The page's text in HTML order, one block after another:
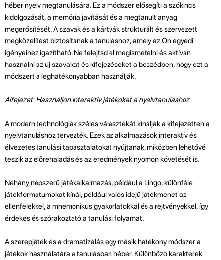
héber nyelv megtanulására. Ez a módszer elősegíti a szókincs
kidolgozását, a memória javítását és a megtanult anyag
megerősítését. A szavak és a kártyák strukturált és szervezett
megközelítést biztosítanak a tanuláshoz, amely az Ön egyedi
igényeihez igazítható. Ne felejtsd el megismételni és aktívan
használni az új szavakat és kifejezéseket a beszédben, hogy ezt a
módszert a leghatékonyabban használják.
Alfejezet: Használjon interaktív játékokat a nyelvtanuláshoz
A modern technológiák széles választékát kínálják a kifejezetten a
nyelvtanuláshoz tervezték. Ezek az alkalmazások interaktív és
élvezetes tanulási tapasztalatokat nyújtanak, miközben lehetővé
teszik az előrehaladás és az eredmények nyomon követését is.
Néhány népszerű játékalkalmazás, például a Lingo, különféle
játékformátumokat kínál, például valós idejű játékmenet az
ellenfelekkel, a mnemonikus gyakorlatokkal és a rejtvényekkel, így
érdekes és szórakoztató a tanulási folyamat.
A szerepjáték és a dramatizálás egy másik hatékony módszer a
játékok használatára a tanulásban héber. Különböző karakterek